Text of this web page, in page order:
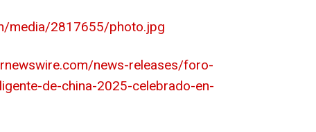
media/2817655/photo.jpg
news-releases/foro-
de-china-2025-celebrado-en-